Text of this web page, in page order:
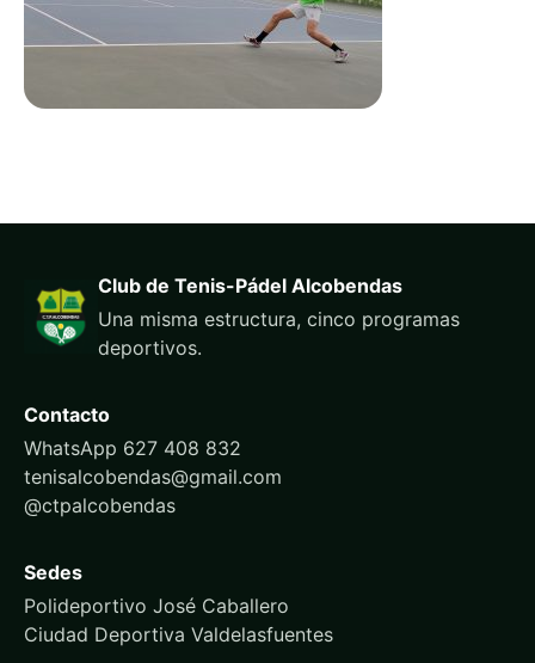
Club de Tenis-Pádel Alcobendas
Una misma estructura, cinco programas
deportivos.
Contacto
WhatsApp 627 408 832
tenisalcobendas@gmail.com
@ctpalcobendas
Sedes
Polideportivo José Caballero
Ciudad Deportiva Valdelasfuentes